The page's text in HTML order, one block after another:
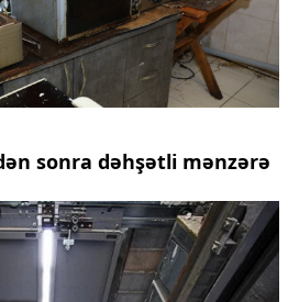
sonra dəhşətli mənzərə